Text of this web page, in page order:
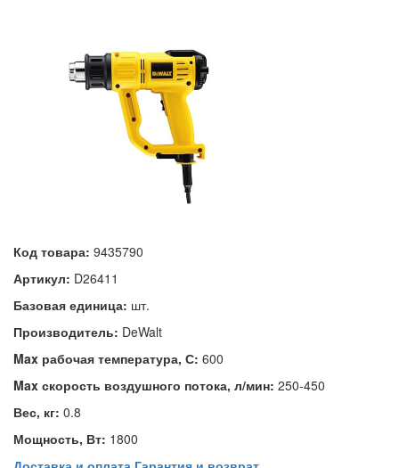
Код товара: 9435790
Артикул: D26411
Базовая единица: шт.
Производитель: DeWalt
Max рабочая температура, С: 600
Max скорость воздушного потока, л/мин: 250-450
Вес, кг: 0.8
Мощность, Вт: 1800